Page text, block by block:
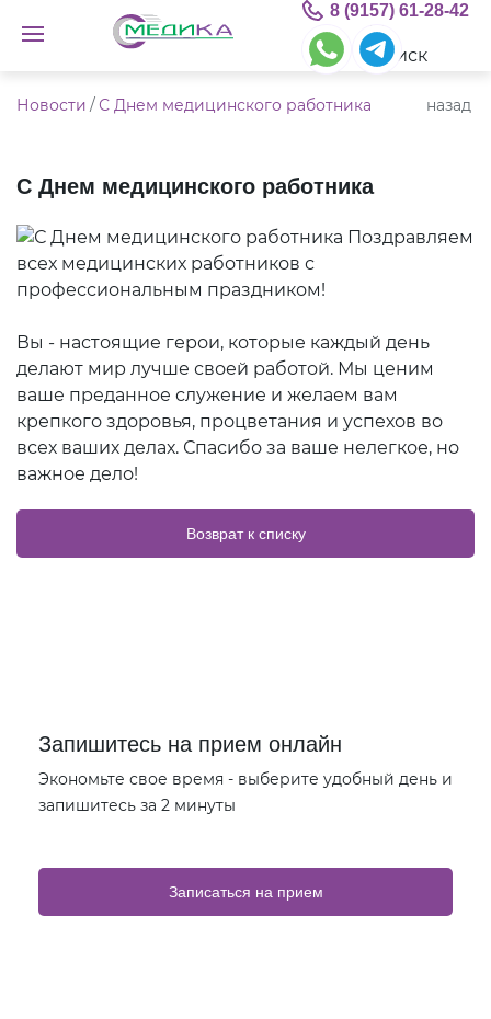
8 (9157) 61-28-42
Новости /С Днем медицинского работника назад
С Днем медицинского работника
Поздравляем
всех медицинских работников с
профессиональным праздником!
Вы - настоящие герои, которые каждый день
делают мир лучше своей работой. Мы ценим
ваше преданное служение и желаем вам
крепкого здоровья, процветания и успехов во
всех ваших делах. Спасибо за ваше нелегкое, но
важное дело!
Возврат к списку
Запишитесь на прием онлайн
Экономьте свое время - выберите удобный день и
запишитесь за 2 минуты
Записаться на прием